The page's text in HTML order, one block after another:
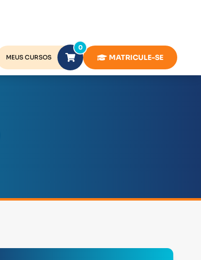
MEUS CURSOS
0
MATRICULE-SE